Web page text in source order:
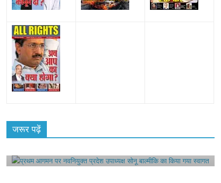
जरूर पढ़ें
प्रथम आगमन पर नवनियुक्त प्रदेश उपाध्यक्ष सोनू
बाल्मीकि का किया गया स्वागत